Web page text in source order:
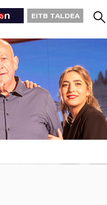
EITB TALDEA